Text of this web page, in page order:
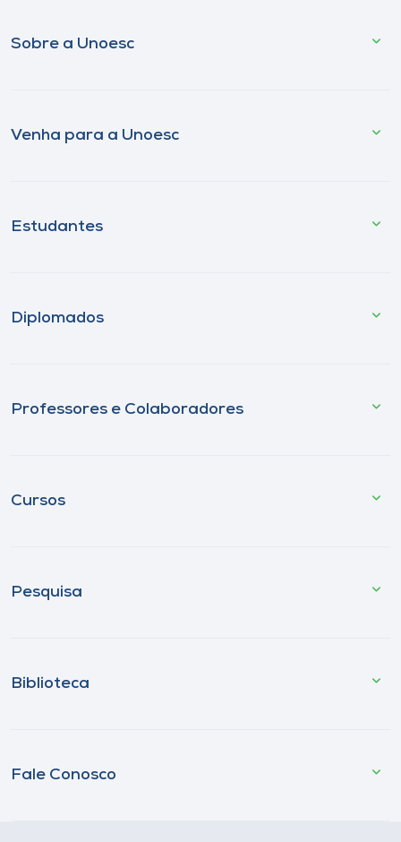
Sobre a Unoesc
Venha para a Unoesc
Estudantes
Diplomados
Professores e Colaboradores
Cursos
Pesquisa
Biblioteca
Fale Conosco